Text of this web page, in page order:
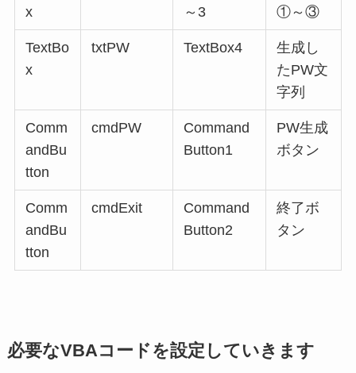
x ～3 ①～③
TextBo
x
txtPW TextBox4
生成し
たPW文
字列
Comm
andBu
tton
cmdPW
Command
Button1
PW生成
ボタン
Comm
andBu
tton
cmdExit
Command
Button2
終了ボ
タン
必要なVBAコードを設定していきます